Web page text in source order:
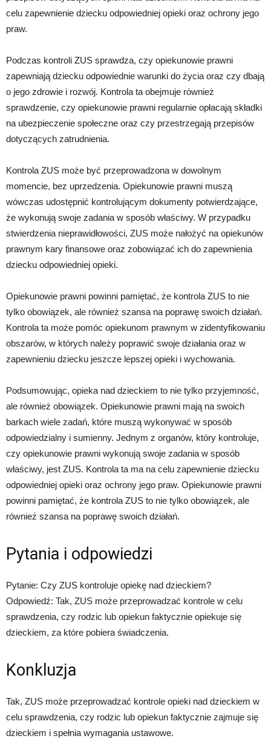
celu zapewnienie dziecku odpowiedniej opieki oraz ochrony jego
praw.
Podczas kontroli ZUS sprawdza, czy opiekunowie prawni
zapewniają dziecku odpowiednie warunki do życia oraz czy dbają
o jego zdrowie i rozwój. Kontrola ta obejmuje również
sprawdzenie, czy opiekunowie prawni regularnie opłacają składki
na ubezpieczenie społeczne oraz czy przestrzegają przepisów
dotyczących zatrudnienia.
Kontrola ZUS może być przeprowadzona w dowolnym
momencie, bez uprzedzenia. Opiekunowie prawni muszą
wówczas udostępnić kontrolującym dokumenty potwierdzające,
że wykonują swoje zadania w sposób właściwy. W przypadku
stwierdzenia nieprawidłowości, ZUS może nałożyć na opiekunów
prawnym kary finansowe oraz zobowiązać ich do zapewnienia
dziecku odpowiedniej opieki.
Opiekunowie prawni powinni pamiętać, że kontrola ZUS to nie
tylko obowiązek, ale również szansa na poprawę swoich działań.
Kontrola ta może pomóc opiekunom prawnym w zidentyfikowaniu
obszarów, w których należy poprawić swoje działania oraz w
zapewnieniu dziecku jeszcze lepszej opieki i wychowania.
Podsumowując, opieka nad dzieckiem to nie tylko przyjemność,
ale również obowiązek. Opiekunowie prawni mają na swoich
barkach wiele zadań, które muszą wykonywać w sposób
odpowiedzialny i sumienny. Jednym z organów, który kontroluje,
czy opiekunowie prawni wykonują swoje zadania w sposób
właściwy, jest ZUS. Kontrola ta ma na celu zapewnienie dziecku
odpowiedniej opieki oraz ochrony jego praw. Opiekunowie prawni
powinni pamiętać, że kontrola ZUS to nie tylko obowiązek, ale
również szansa na poprawę swoich działań.
Pytania i odpowiedzi
Pytanie: Czy ZUS kontroluje opiekę nad dzieckiem?
Odpowiedź: Tak, ZUS może przeprowadzać kontrole w celu
sprawdzenia, czy rodzic lub opiekun faktycznie opiekuje się
dzieckiem, za które pobiera świadczenia.
Konkluzja
Tak, ZUS może przeprowadzać kontrole opieki nad dzieckiem w
celu sprawdzenia, czy rodzic lub opiekun faktycznie zajmuje się
dzieckiem i spełnia wymagania ustawowe.